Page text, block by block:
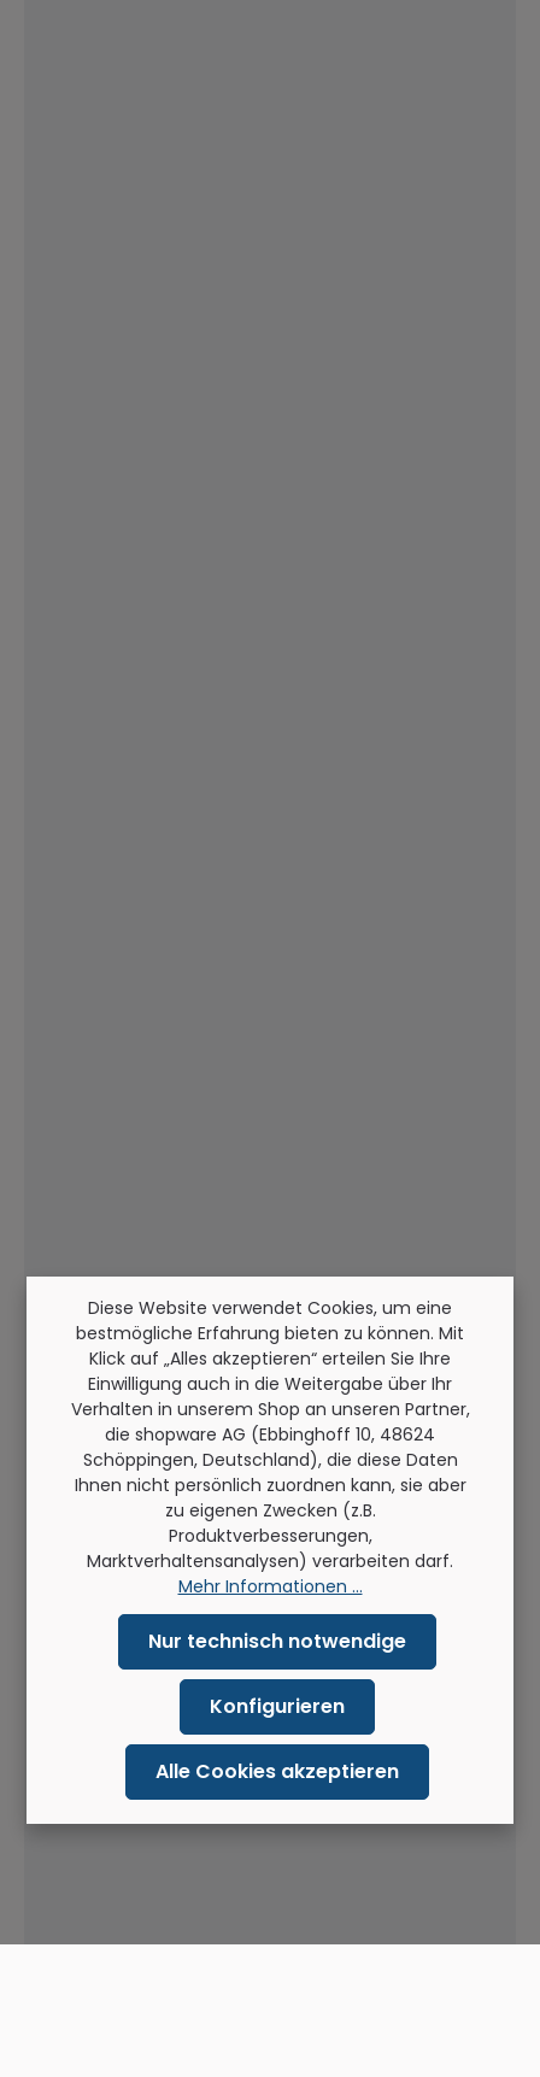
Diese Website verwendet Cookies, um eine
bestmögliche Erfahrung bieten zu können. Mit
Klick auf „Alles akzeptieren“ erteilen Sie Ihre
Einwilligung auch in die Weitergabe über Ihr
Verhalten in unserem Shop an unseren Partner,
die shopware AG (Ebbinghoff 10, 48624
Schöppingen, Deutschland), die diese Daten
Ihnen nicht persönlich zuordnen kann, sie aber
zu eigenen Zwecken (z.B.
Produktverbesserungen,
Marktverhaltensanalysen) verarbeiten darf.
Mehr Informationen ...
Nur technisch notwendige
Konfigurieren
Alle Cookies akzeptieren